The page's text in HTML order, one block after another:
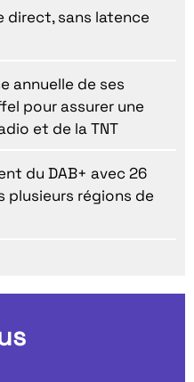
direct, sans latence
annuelle de ses
pour assurer une
et de la TNT
du DAB+ avec 26
plusieurs régions de